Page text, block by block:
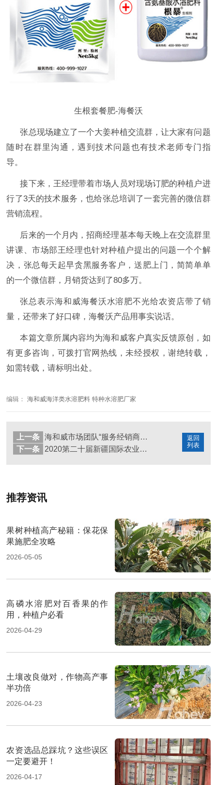
生根套餐肥-海餐沃
张总现场建立了一个大姜种植交流群，让大家有问题
随时在群里沟通，遇到技术问题也有技术老师专门指
导。
接下来，王经理带着市场人员对现场订肥的种植户进
行了3天的技术服务，也给张总培训了一套完善的微信群
营销流程。
后来的一个月内，招商经理基本每天晚上在交流群里
讲课、市场部王经理也针对种植户提出的问题一个个解
决，张总每天起早贪黑服务客户，送肥上门，简简单单
的一个微信群，月销货达到了80多万。
张总表示海和威海餐沃水溶肥不光给农资店带了销
量，还带来了好口碑，海餐沃产品用事实说话。
本篇文章所属内容均为海和威客户真实反馈原创，如
有更多咨询，可拨打官网热线，未经授权，谢绝转载，
如需转载，请标明出处。
编辑：海和威海洋类水溶肥料 特种水溶肥厂家
返回
列表
上一条
海和威市场团队“服务经销商”，开拓客户
下一条
2020第二十届新疆国际农业博览会，“预”见海和威
推荐资讯
果树种植高产秘籍：保花保
果施肥全攻略
2026-05-05
高磷水溶肥对百香果的作
用，种植户必看
2026-04-29
土壤改良做对，作物高产事
半功倍
2026-04-23
农资选品总踩坑？这些误区
一定要避开！
2026-04-17